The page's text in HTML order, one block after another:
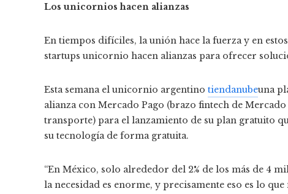
Los unicornios hacen alianzas
En tiempos difíciles, la unión hace la fuerza y ​​en
startups unicornio hacen alianzas para ofrecer
Esta semana el unicornio argentino tiendanubeuna
alianza con Mercado Pago (brazo fintech de
transporte) para el lanzamiento de su plan gratuito
su tecnología de forma gratuita.
“En México, solo alrededor del 2% de los más de 4
la necesidad es enorme, y precisamente eso es lo